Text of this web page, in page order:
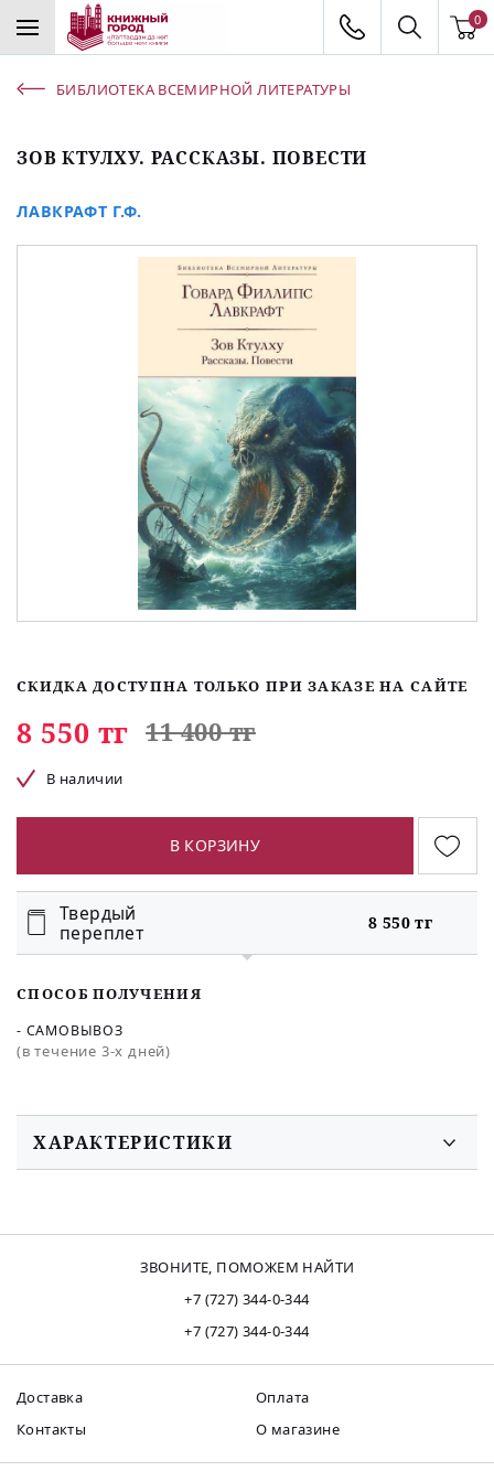
0
БИБЛИОТЕКА ВСЕМИРНОЙ ЛИТЕРАТУРЫ
ЗОВ КТУЛХУ. РАССКАЗЫ. ПОВЕСТИ
ЛАВКРАФТ Г.Ф.
СКИДКА ДОСТУПНА ТОЛЬКО ПРИ ЗАКАЗЕ НА САЙТЕ
8 550 тг 11 400 тг
В наличии
В КОРЗИНУ
Твердый
переплет
8 550 тг
СПОСОБ ПОЛУЧЕНИЯ
- САМОВЫВОЗ
(в течение 3-х дней)
ХАРАКТЕРИСТИКИ
ЗВОНИТЕ, ПОМОЖЕМ НАЙТИ
+7 (727) 344-0-344
+7 (727) 344-0-344
Доставка
Оплата
Контакты
О магазине